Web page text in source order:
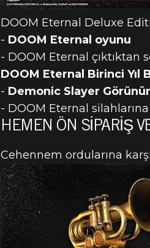
DOOM Eternal Deluxe
- DOOM Eternal oyunu
- DOOM Eternal
DOOM Eternal Birinci Yıl
- Demonic Slayer
- DOOM Eternal
HEMEN ÖN SIPARIŞ
Cehennem ordularına